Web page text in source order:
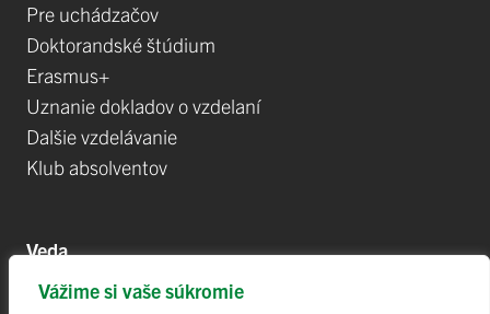
Vážime si vaše súkromie
Pre uchádzačov
Doktorandské štúdium
Erasmus+
Uznanie dokladov o vzdelaní
Dalšie vzdelávanie
Klub absolventov
Veda
Postdoktorandské pozíce